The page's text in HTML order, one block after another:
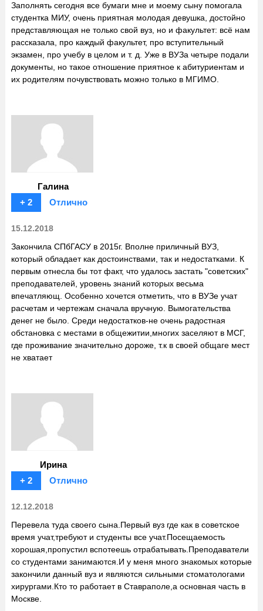
Заполнять сегодня все бумаги мне и моему сыну помогала
студентка МИУ, очень приятная молодая девушка, достойно
представляющая не только свой вуз, но и факультет: всё нам
рассказала, про каждый факультет, про вступительный
экзамен, про учебу в целом и т. д. Уже в ВУЗа четыре подали
документы, но такое отношение приятное к абитуриентам и
их родителям почувствовать можно только в МГИМО.
Галина
+ 2
Отлично
15.12.2018
Закончила СПбГАСУ в 2015г. Вполне приличный ВУЗ,
который обладает как достоинствами, так и недостатками. К
первым отнесла бы тот факт, что удалось застать "советских"
преподавателей, уровень знаний которых весьма
впечатляющ. Особенно хочется отметить, что в ВУЗе учат
расчетам и чертежам сначала вручную. Вымогательства
денег не было. Среди недостатков-не очень радостная
обстановка с местами в общежитии,многих заселяют в МСГ,
где проживание значительно дороже, т.к в своей общаге мест
не хватает
Ирина
+ 2
Отлично
12.12.2018
Перевела туда своего сына.Первый вуз где как в советское
время учат,требуют и студенты все учат.Посещаемость
хорошая,пропустил вспотеешь отрабатывать.Преподаватели
со студентами занимаются.И у меня много знакомых которые
закончили данный вуз и являются сильными стоматологами
хирургами.Кто то работает в Ставраполе,а основная часть в
Москве.